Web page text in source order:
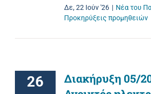
Δε, 22 Ιούν '26 | Νέα του
Προκηρύξεις προμηθειών
26
Διακήρυξη 05/